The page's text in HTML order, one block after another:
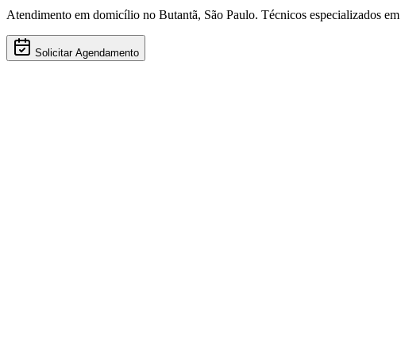
Atendimento em domicílio no Butantã, São Paulo. Técnicos especializados em
Solicitar Agendamento